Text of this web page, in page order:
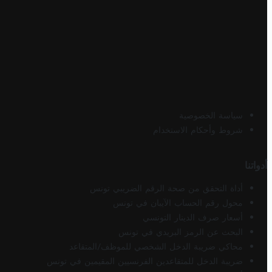
سياسة الخصوصية
شروط وأحكام الاستخدام
أدواتنا
أداة التحقق من صحة الرقم الضريبي تونس
محول رقم الحساب الآيبان في تونس
أسعار صرف الدينار التونسي
البحث عن الرمز البريدي في تونس
محاكي ضريبة الدخل الشخصي للموظف/المتقاعد
ضريبة الدخل للمتقاعدين الفرنسيين المقيمين في تونس